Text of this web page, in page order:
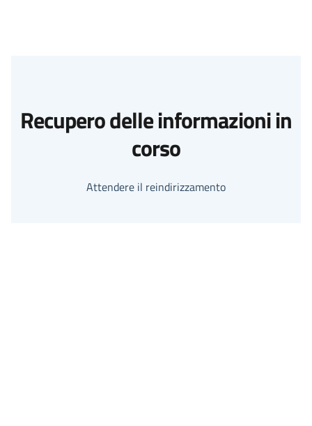
Recupero delle informazioni in
corso
Attendere il reindirizzamento